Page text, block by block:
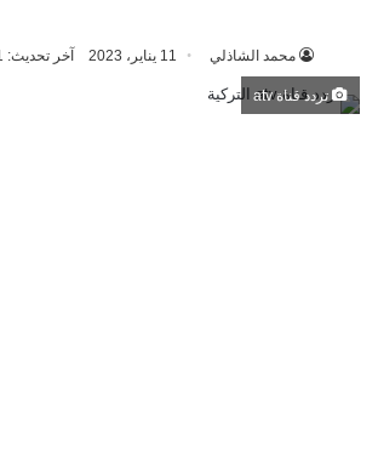
محمد الشاذلي 11 يناير، 2023 آخر تحديث: 11 يناير، 2023
تردد قناة atv